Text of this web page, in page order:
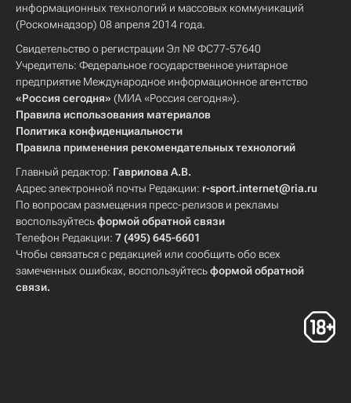
информационных технологий и массовых коммуникаций
(Роскомнадзор) 08 апреля 2014 года.
Свидетельство о регистрации Эл № ФС77-57640
Учредитель: Федеральное государственное унитарное
предприятие Международное информационное агентство
«Россия сегодня» (МИА «Россия сегодня»).
Правила использования материалов
Политика конфиденциальности
Правила применения рекомендательных технологий
Главный редактор: Гаврилова А.В.
Адрес электронной почты Редакции: r-sport.internet@ria.ru
По вопросам размещения пресс-релизов и рекламы
воспользуйтесьформой обратной связи
Телефон Редакции: 7 (495) 645-6601
Чтобы связаться с редакцией или сообщить обо всех
замеченных ошибках, воспользуйтесьформой обратной
связи.